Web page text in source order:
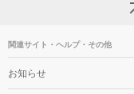
関連サイト・ヘルプ・その他
お知らせ